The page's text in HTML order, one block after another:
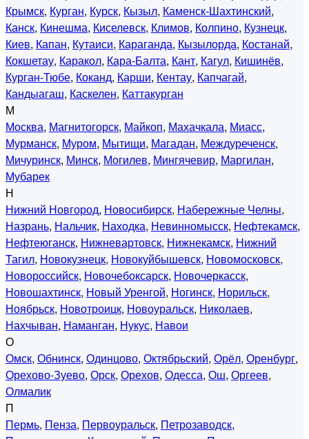
Крымск, Курган, Курск, Кызыл, Каменск-Шахтинский,
Канск, Кинешма, Киселевск, Климов, Колпино, Кузнецк,
Киев, Капан, Кутаиси, Караганда, Кызылорда, Костанай,
Кокшетау, Каракол, Кара-Балта, Кант, Кагул, Кишинёв,
Курган-Тюбе, Коканд, Карши, Кентау, Капчагай,
Кандыагаш, Каскелен, Каттакурган
М
Москва, Магнитогорск, Майкоп, Махачкала, Миасс,
Мурманск, Муром, Мытищи, Магадан, Междуреченск,
Мичуринск, Минск, Могилев, Мингячевир, Маргилан,
Мубарек
Н
Нижний Новгород, Новосибирск, Набережные Челны,
Назрань, Нальчик, Находка, Невинномысск, Нефтекамск,
Нефтеюганск, Нижневартовск, Нижнекамск, Нижний
Тагил, Новокузнецк, Новокуйбышевск, Новомосковск,
Новороссийск, Новочебоксарск, Новочеркасск,
Новошахтинск, Новый Уренгой, Ногинск, Норильск,
Ноябрьск, Новотроицк, Новоуральск, Николаев,
Нахчыван, Наманган, Нукус, Навои
О
Омск, Обнинск, Одинцово, Октябрьский, Орёл, Оренбург,
Орехово-Зуево, Орск, Орехов, Одесса, Ош, Оргеев,
Олмалик
П
Пермь, Пенза, Первоуральск, Петрозаводск,